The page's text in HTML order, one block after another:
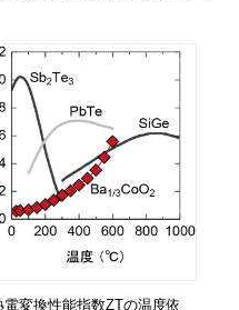
変換性能指数ZTの温度依